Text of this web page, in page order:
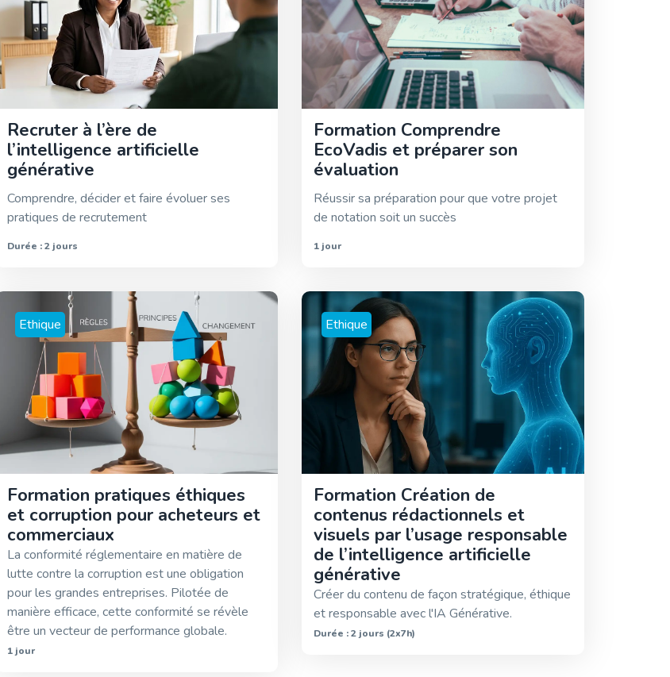
Recruter à l’ère de
l’intelligence artificielle
générative
Comprendre, décider et faire évoluer ses
pratiques de recrutement
Durée : 2 jours
Formation Comprendre
EcoVadis et préparer son
évaluation
Réussir sa préparation pour que votre projet
de notation soit un succès
1 jour
Ethique
Formation pratiques éthiques
et corruption pour acheteurs et
commerciaux
La conformité réglementaire en matière de
lutte contre la corruption est une obligation
pour les grandes entreprises. Pilotée de
manière efficace, cette conformité se révèle
être un vecteur de performance globale.
1 jour
Ethique
Formation Création de
contenus rédactionnels et
visuels par l’usage responsable
de l’intelligence artificielle
générative
Créer du contenu de façon stratégique, éthique
et responsable avec l'IA Générative.
Durée : 2 jours (2x7h)